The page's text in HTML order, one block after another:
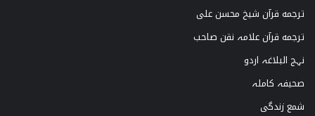
ترجمه قرآن شیخ محسن علی
ترجمه قرآن علامہ نقن صاحب
نہج البلاغہ اردو
صحیفہ کاملہ
شمع زندگی